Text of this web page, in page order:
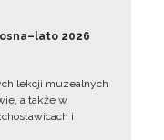
2026
lekcji muzealnych
a także w
i